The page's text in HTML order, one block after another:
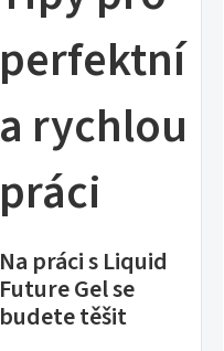
perfektní
a rychlou
práci
Na práci s Liquid
Future Gel se
budete těšit